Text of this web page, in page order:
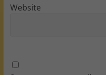
Website